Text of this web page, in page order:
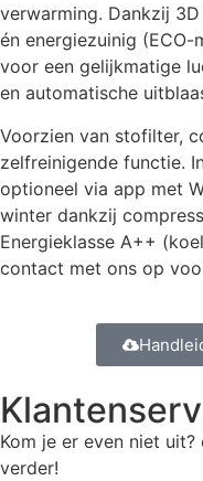
verwarming. Dankzij
én energiezuinig
voor een gelijkmatige
en automatische
Voorzien van stofilter,
zelfreinigende functie.
optioneel via app met
winter dankzij
Energieklasse A++
contact met ons op
Kom je er even niet
verder!